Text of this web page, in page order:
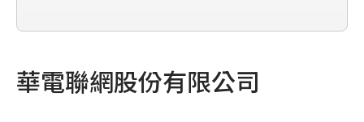
華電聯網股份有限公司